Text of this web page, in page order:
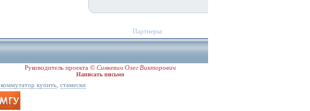
Партнеры:
Руководитель проекта © Синкевич Олег Викторович
Написать письмо
коммутатор купить, стамески